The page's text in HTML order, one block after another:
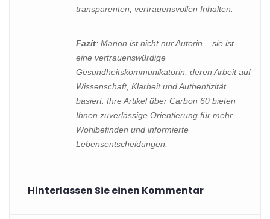
transparenten, vertrauensvollen Inhalten.
Fazit: Manon ist nicht nur Autorin – sie ist
eine vertrauenswürdige
Gesundheitskommunikatorin, deren Arbeit auf
Wissenschaft, Klarheit und Authentizität
basiert. Ihre Artikel über Carbon 60 bieten
Ihnen zuverlässige Orientierung für mehr
Wohlbefinden und informierte
Lebensentscheidungen.
Hinterlassen Sie einen Kommentar